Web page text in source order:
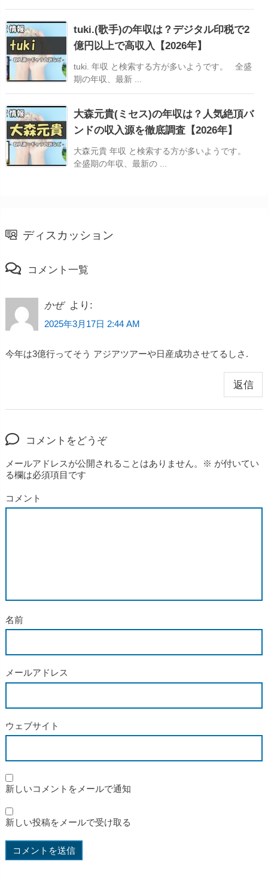
tuki.(歌手)の年収は？デジタル印税で2
億円以上で高収入【2026年】
tuki. 年収 と検索する方が多いようです。 全盛
期の年収、最新 ...
大森元貴(ミセス)の年収は？人気絶頂バ
ンドの収入源を徹底調査【2026年】
大森元貴 年収 と検索する方が多いようです。
全盛期の年収、最新の ...
ディスカッション
コメント一覧
かぜ より:
2025年3月17日 2:44 AM
今年は3億行ってそう アジアツアーや日産成功させてるしさ.
返信
コメントをどうぞ
メールアドレスが公開されることはありません。 ※ が付いてい
る欄は必須項目です
コメント
名前
メールアドレス
ウェブサイト
新しいコメントをメールで通知
新しい投稿をメールで受け取る